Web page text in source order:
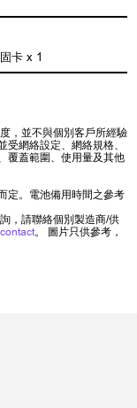
卡 x 1
，並不與個別客戶所經驗
網絡設定、網絡規格、
覆蓋範圍、使用量及其他
定。電池備用時間之參考
，請聯絡個別製造商/供
。 圖片只供參考，